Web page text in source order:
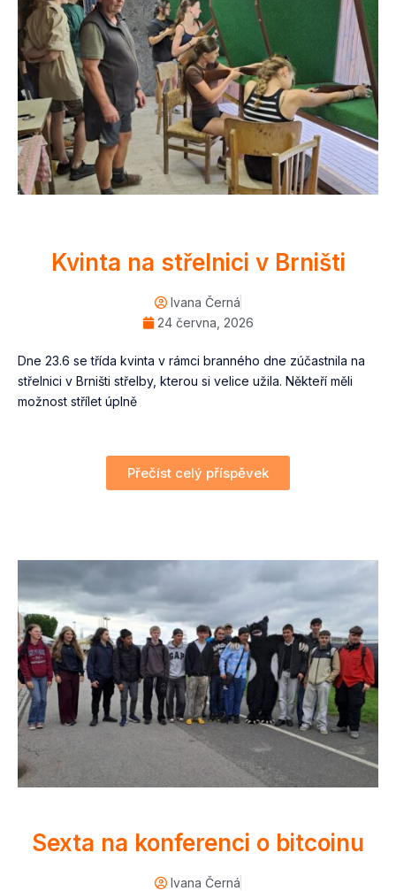
Kvinta na střelnici v Brništi
Ivana Černá
24 června, 2026
Dne 23.6 se třída kvinta v rámci branného dne zúčastnila na
střelnici v Brništi střelby, kterou si velice užila. Někteří měli
možnost střílet úplně
Přečíst celý příspěvek
Sexta na konferenci o bitcoinu
Ivana Černá